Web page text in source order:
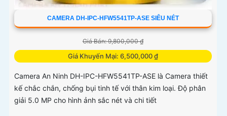
CAMERA DH-IPC-HFW5541TP-ASE SIÊU NÉT
Giá Bán: 9,800,000 ₫
Giá Khuyến Mại: 6,500,000 ₫
Camera An Ninh DH-IPC-HFW5541TP-ASE là Camera thiết
kế chắc chắn, chống bụi tinh tế với thân kim loại. Độ phân
giải 5.0 MP cho hình ảnh sắc nét và chi tiết